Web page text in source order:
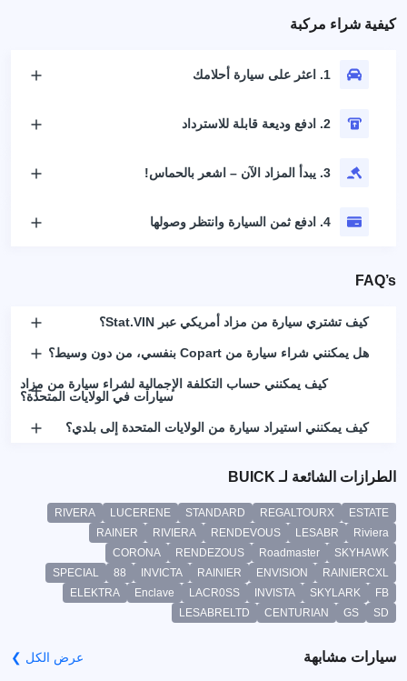
كيفية شراء مركبة
1. اعثر على سيارة أحلامك
2. ادفع وديعة قابلة للاسترداد
3. يبدأ المزاد الآن – اشعر بالحماس!
4. ادفع ثمن السيارة وانتظر وصولها
FAQ’s
كيف تشتري سيارة من مزاد أمريكي عبر Stat.VIN؟
هل يمكنني شراء سيارة من Copart بنفسي، من دون وسيط؟
كيف يمكنني حساب التكلفة الإجمالية لشراء سيارة من مزاد
سيارات في الولايات المتحدة؟
كيف يمكنني استيراد سيارة من الولايات المتحدة إلى بلدي؟
الطرازات الشائعة لـ BUICK
ESTATE
REGALTOURX
STANDARD
LUCERENE
RIVERA
Riviera
LESABR
RENDEVOUS
RIVIERA
RAINER
SKYHAWK
Roadmaster
RENDEZOUS
CORONA
RAINIERCXL
ENVISION
RAINIER
INVICTA
88
SPECIAL
FB
SKYLARK
INVISTA
LACR0SS
Enclave
ELEKTRA
SD
GS
CENTURIAN
LESABRELTD
سيارات مشابهة عرض الكل ❯